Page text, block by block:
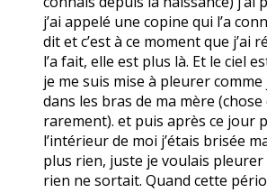
j’ai appelé une copine qui l’a
dit et c’est à ce moment que j’ai
l’a fait, elle est plus là. Et le ciel
je me suis mise à pleurer
dans les bras de ma mère (chose
rarement). et puis après ce jour
l’intérieur de moi j’étais brisée
plus rien, juste je voulais
rien ne sortait. Quand cette